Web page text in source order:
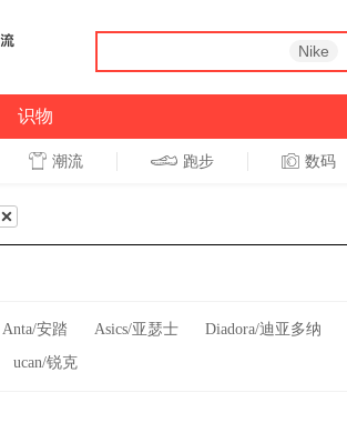
Nike
识物
潮流 跑步 数码
Anta/安踏 Asics/亚瑟士 Diadora/迪亚多纳
ucan/锐克